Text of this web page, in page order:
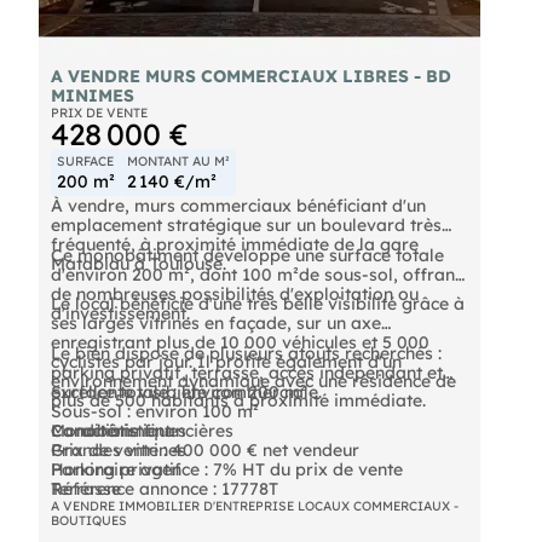
A VENDRE MURS COMMERCIAUX LIBRES - BD
MINIMES
PRIX DE VENTE
428 000 €
SURFACE
200 m²
MONTANT AU M²
2 140 €/m²
À vendre, murs commerciaux bénéficiant d'un
emplacement stratégique sur un boulevard très
fréquenté, à proximité immédiate de la gare
Matabiau à Toulouse.
Ce monobâtiment développe une surface totale
d'environ 200 m², dont 100 m²de sous-sol, offrant
de nombreuses possibilités d'exploitation ou
d'investissement.
Le local bénéficie d'une très belle visibilité grâce à
ses larges vitrines en façade, sur un axe
enregistrant plus de 10 000 véhicules et 5 000
cyclistes par jour. Il profite également d'un
environnement dynamique avec une résidence de
plus de 500 habitants à proximité immédiate.
Le bien dispose de plusieurs atouts recherchés :
parking privatif, terrasse, accès indépendant et
excellente visibilité commerciale.
Caractéristiques
Surface totale : environ 200 m²
Sous-sol : environ 100 m²
Monobâtiment
Grandes vitrines
Parking privatif
Terrasse
Emplacement à proximité immédiate de la gare
Matabiau
Conditions financières
Prix de vente : 400 000 € net vendeur
Honoraire agence : 7% HT du prix de vente
Référence annonce : 17778T
A VENDRE IMMOBILIER D'ENTREPRISE LOCAUX COMMERCIAUX -
BOUTIQUES